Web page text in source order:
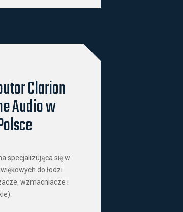
Clarion
Audio w
specjalizująca się w
do łodzi
wzmacniacze i